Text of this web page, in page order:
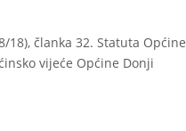
18), članka 32. Statuta Općine
vijeće Općine Donji